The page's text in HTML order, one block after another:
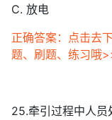
C. 放电
正确答案：点击去
题、刷题、练习哦
25.牵引过程中人员